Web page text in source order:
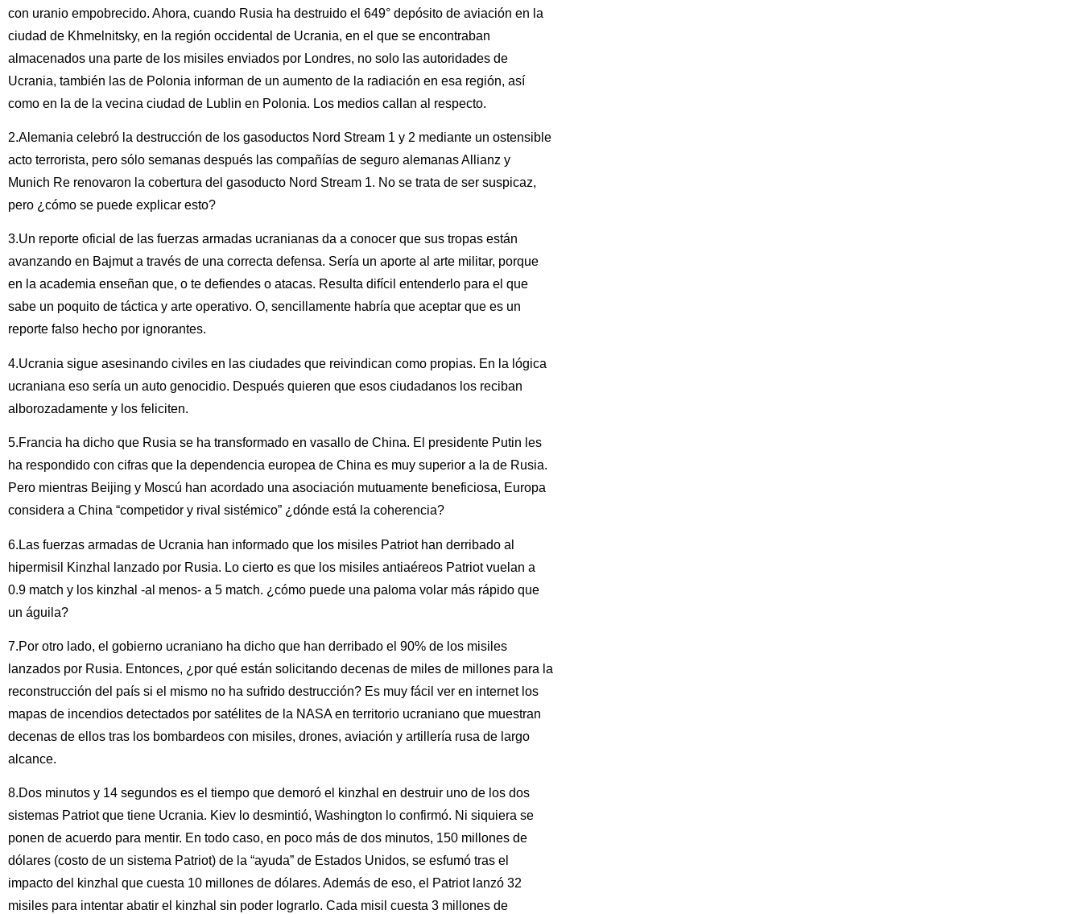
con uranio empobrecido. Ahora, cuando Rusia ha destruido el 649° depósito de aviación en la
ciudad de Khmelnitsky, en la región occidental de Ucrania, en el que se encontraban
almacenados una parte de los misiles enviados por Londres, no solo las autoridades de
Ucrania, también las de Polonia informan de un aumento de la radiación en esa región, así
como en la de la vecina ciudad de Lublin en Polonia. Los medios callan al respecto.
2.Alemania celebró la destrucción de los gasoductos Nord Stream 1 y 2 mediante un ostensible
acto terrorista, pero sólo semanas después las compañías de seguro alemanas Allianz y
Munich Re renovaron la cobertura del gasoducto Nord Stream 1. No se trata de ser suspicaz,
pero ¿cómo se puede explicar esto?
3.Un reporte oficial de las fuerzas armadas ucranianas da a conocer que sus tropas están
avanzando en Bajmut a través de una correcta defensa. Sería un aporte al arte militar, porque
en la academia enseñan que, o te defiendes o atacas. Resulta difícil entenderlo para el que
sabe un poquito de táctica y arte operativo. O, sencillamente habría que aceptar que es un
reporte falso hecho por ignorantes.
4.Ucrania sigue asesinando civiles en las ciudades que reivindican como propias. En la lógica
ucraniana eso sería un auto genocidio. Después quieren que esos ciudadanos los reciban
alborozadamente y los feliciten.
5.Francia ha dicho que Rusia se ha transformado en vasallo de China. El presidente Putin les
ha respondido con cifras que la dependencia europea de China es muy superior a la de Rusia.
Pero mientras Beijing y Moscú han acordado una asociación mutuamente beneficiosa, Europa
considera a China “competidor y rival sistémico” ¿dónde está la coherencia?
6.Las fuerzas armadas de Ucrania han informado que los misiles Patriot han derribado al
hipermisil Kinzhal lanzado por Rusia. Lo cierto es que los misiles antiaéreos Patriot vuelan a
0.9 match y los kinzhal -al menos- a 5 match. ¿cómo puede una paloma volar más rápido que
un águila?
7.Por otro lado, el gobierno ucraniano ha dicho que han derribado el 90% de los misiles
lanzados por Rusia. Entonces, ¿por qué están solicitando decenas de miles de millones para la
reconstrucción del país si el mismo no ha sufrido destrucción? Es muy fácil ver en internet los
mapas de incendios detectados por satélites de la NASA en territorio ucraniano que muestran
decenas de ellos tras los bombardeos con misiles, drones, aviación y artillería rusa de largo
alcance.
8.Dos minutos y 14 segundos es el tiempo que demoró el kinzhal en destruir uno de los dos
sistemas Patriot que tiene Ucrania. Kiev lo desmintió, Washington lo confirmó. Ni siquiera se
ponen de acuerdo para mentir. En todo caso, en poco más de dos minutos, 150 millones de
dólares (costo de un sistema Patriot) de la “ayuda” de Estados Unidos, se esfumó tras el
impacto del kinzhal que cuesta 10 millones de dólares. Además de eso, el Patriot lanzó 32
misiles para intentar abatir el kinzhal sin poder lograrlo. Cada misil cuesta 3 millones de